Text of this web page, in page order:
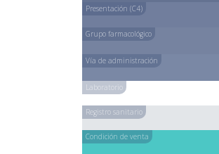
Presentación (C4)
Grupo farmacológico
Vía de administración
Laboratorio
Registro sanitario
Condición de venta